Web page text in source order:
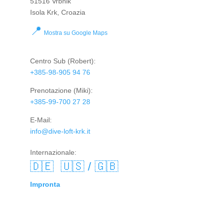
Isola Krk, Croazia
📍 Mostra su Google Maps
Centro Sub(Robert):
+385-98-905 94 76
Prenotazione (Miki):
+385-99-700 27 28
E-Mail:
info@dive-loft-krk.it
Internazionale:
🇩🇪 🇺🇸 / 🇬🇧
Impronta